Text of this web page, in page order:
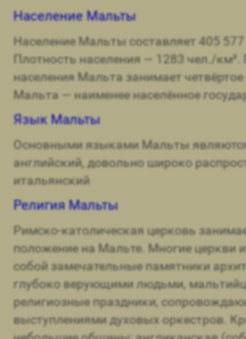
Население Мальты
Население Мальты составляет 405 577
Плотность населения — 1283 чел./км².
населения Мальта занимает
Мальта — наименее населённое
Язык Мальты
Основными языками Мальты
английский, довольно широко
итальянский
Религия Мальты
Римско-католическая церковь
положение на Мальте. Многие церкви
собой замечательные памятники
глубоко верующими людьми,
религиозные праздники,
выступлениями духовых оркестров.